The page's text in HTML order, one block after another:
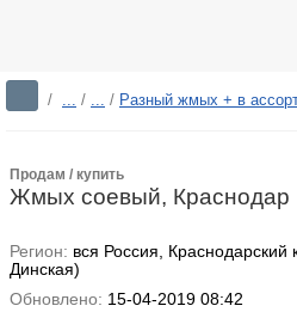
/ ... / ... / Разный жмых + в
Продам / купить
Жмых соевый, Краснодар
Регион: вся Россия,
Динская)
Обновлено: 15-04-2019 08:42